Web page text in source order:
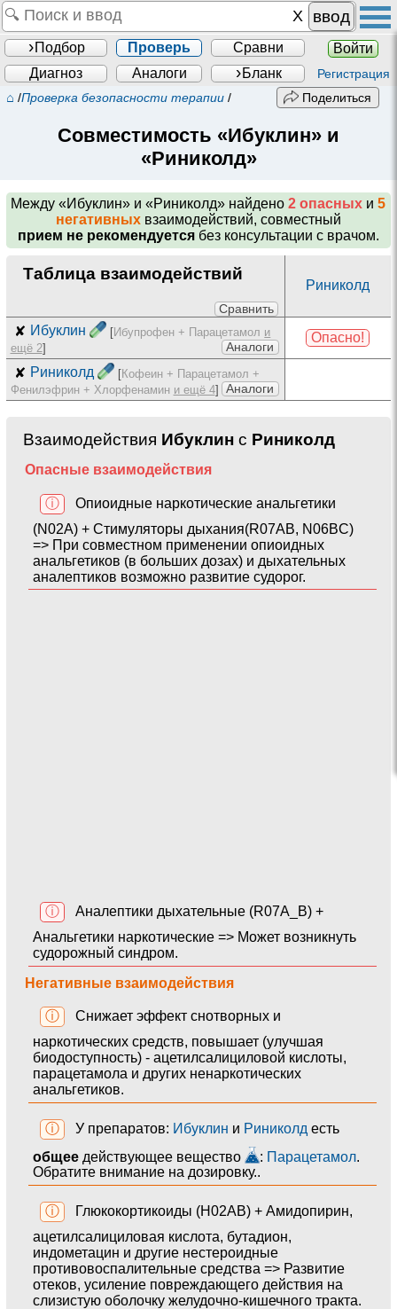
ввод
Подбор Проверь Сравни
Войти
Диагноз
Аналоги Бланк Регистрация
⌂ /Проверка безопасности терапии / Поделиться
Совместимость «Ибуклин» и
«Риниколд»
Между«Ибуклин» и «Риниколд» найдено2 опасных и5
негативныхвзаимодействий, совместный
прием не рекомендуетсябез консультации с врачом.
Таблица взаимодействий
Сравнить
Риниколд
✘ Ибуклин [Ибупрофен + Парацетамол и
ещё 2] Аналоги
Опасно!
✘ Риниколд [Кофеин + Парацетамол +
Фенилэфрин + Хлорфенамин и ещё 4] Аналоги
Взаимодействия Ибуклин с Риниколд
Опасные взаимодействия
ⓘ
Опиоидные наркотические анальгетики
(N02A) + Стимуляторы дыхания(R07AB, N06BC)
=> При совместном применении опиоидных
анальгетиков (в больших дозах) и дыхательных
аналептиков возможно развитие судорог.
ⓘ
Аналептики дыхательные (R07A_B) +
Анальгетики наркотические => Может возникнуть
судорожный синдром.
Негативные взаимодействия
ⓘ
Снижает эффект снотворных и
наркотических средств, повышает (улучшая
биодоступность) - ацетилсалициловой кислоты,
парацетамола и других ненаркотических
анальгетиков.
ⓘ У препаратов: Ибуклин и Риниколд есть
общее действующее вещество : Парацетамол
Обратите внимание на дозировку..
ⓘ
Глюкокортикоиды (H02AB) + Амидопирин,
ацетилсалициловая кислота, бутадион,
индометацин и другие нестероидные
противовоспалительные средства => Развитие
отеков, усиление повреждающего действия на
слизистую оболочку желудочно-кишечного тракта.